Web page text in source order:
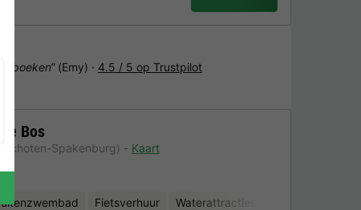
Bos
Spakenburg)
Kaart
Fietsverhuur Waterattracties
boeken“(Emy) · 4.5 / 5 op Trustpilot